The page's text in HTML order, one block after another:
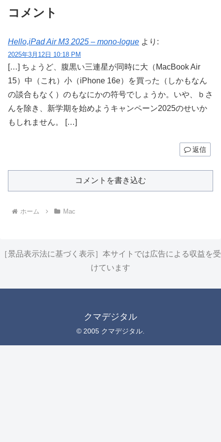
コメント
Hello,iPad Air M3 2025 – mono-logue より:
2025年3月12日 10:18 PM
[…] ちょうど、腹黒い三連星が同時に大（MacBook Air
15）中（これ）小（iPhone 16e）を買った（しかもなん
の談合もなく）のもなにかの符号でしょうか。いや、ｂさ
んを除き、新学期を始めようキャンペーン2025のせいか
もしれません。 […]
返信
コメントを書き込む
ホーム Mac
［景品表示法に基づく表示］本サイトでは広告による収益を受
けています
クマデジタル
© 2005 クマデジタル.